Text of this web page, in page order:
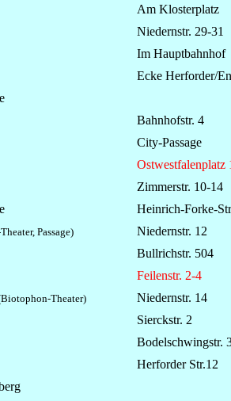
Am Klosterplatz
Niedernstr. 29-31
Im Hauptbahnhof
Ecke Herforder/
Bahnhofstr. 4
City-Passage
Ostwestfalenplatz
Zimmerstr. 10-14
Heinrich-Forke-
Passage)
Niedernstr. 12
Bullrichstr. 504
Feilenstr. 2-4
Theater)
Niedernstr. 14
Sierckstr. 2
Bodelschwingstr.
Herforder Str.12